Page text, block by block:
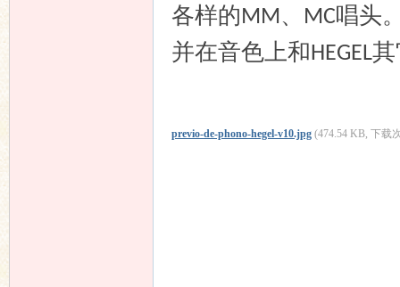
各样的MM、 MC唱头
并在音色上和HEGEL
previo-de-phono-hegel-v10.jpg (474.54 KB, 下载